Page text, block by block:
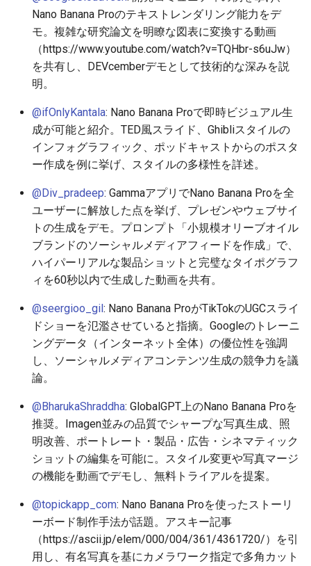
2026-06-02
2026-06-01
2026-05-31
2026-05-30
2026-05-29
2026-05-28
2026-05-27
2026-05-26
2026-05-25
2026-05-24
2026-05-22
2026-05-21
2026-05-20
2026-05-19
2026-05-18
2025-11-17
2025-11-16
2025-11-15
2025-11-14
2025-11-13
2025-11-12
2025-11-11
2025-11-10
2025-11-09
2025-11-08
2025-11-06
2025-11-05
2025-11-04
2025-11-03
2025-11-02
2026-06-02
2026-06-01
2026-05-31
2026-05-30
2026-05-29
2026-05-28
2026-05-27
2026-05-26
2026-05-25
2026-05-24
2026-05-22
2026-05-21
2026-05-20
2026-05-19
2026-05-18
2025-11-17
2025-11-16
2025-11-15
2025-11-14
2025-11-13
2025-11-12
2025-11-11
2025-11-10
2025-11-09
2025-11-08
2025-11-06
2025-11-05
2025-11-04
2025-11-03
2025-11-02
2026-05-30
2026-05-29
2026-05-28
2026-05-27
2026-05-26
2026-05-25
2026-05-24
2026-05-23
2026-05-22
2026-05-21
2026-05-20
2026-05-19
2026-05-18
2026-05-17
2026-05-16
2026-05-15
2026-05-29
2026-05-28
2026-05-27
2026-05-26
2026-05-25
2026-05-24
2026-05-23
2026-05-22
2026-05-21
2026-05-20
2026-05-18
2026-05-17
2026-05-16
2026-05-15
2026-05-14
2025-11-17
2025-11-16
2025-11-15
2025-11-14
2025-11-13
2025-11-12
2025-11-11
2025-11-10
2025-11-09
2025-11-08
2025-11-06
2025-11-05
2025-11-04
2025-11-03
2025-11-02
2026-06-02
2026-06-01
2026-05-31
2026-05-30
2026-05-29
2026-05-28
2026-05-27
2026-05-26
2026-05-25
2026-05-24
2026-05-22
2026-05-21
2026-05-20
2026-05-18
Nano Banana Proのテキストレンダリング能力をデ
モ。複雑な研究論文を明瞭な図表に変換する動画
（https://www.youtube.com/watch?v=TQHbr-s6uJw）
を共有し、DEVcemberデモとして技術的な深みを説
明。
@ifOnlyKantala: Nano Banana Proで即時ビジュアル生
成が可能と紹介。TED風スライド、Ghibliスタイルの
インフォグラフィック、ポッドキャストからのポスタ
ー作成を例に挙げ、スタイルの多様性を詳述。
@Div_pradeep: GammaアプリでNano Banana Proを全
ユーザーに解放した点を挙げ、プレゼンやウェブサイ
トの生成をデモ。プロンプト「小規模オリーブオイル
ブランドのソーシャルメディアフィードを作成」で、
ハイパーリアルな製品ショットと完璧なタイポグラフ
ィを60秒以内で生成した動画を共有。
@seergioo_gil: Nano Banana ProがTikTokのUGCスライ
ドショーを氾濫させていると指摘。Googleのトレーニ
ングデータ（インターネット全体）の優位性を強調
し、ソーシャルメディアコンテンツ生成の競争力を議
論。
@BharukaShraddha: GlobalGPT上のNano Banana Proを
推奨。Imagen並みの品質でシャープな写真生成、照
明改善、ポートレート・製品・広告・シネマティック
ショットの編集を可能に。スタイル変更や写真マージ
の機能を動画でデモし、無料トライアルを提案。
@topickapp_com: Nano Banana Proを使ったストーリ
ーボード制作手法が話題。アスキー記事
（https://ascii.jp/elem/000/004/361/4361720/）を引
用し、有名写真を基にカメラワーク指定で多角カット